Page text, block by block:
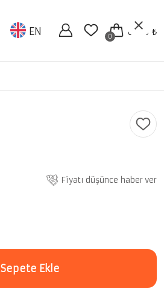
EN 0 0.00 ₺
Fiyatı düşünce haber ver
Sepete Ekle